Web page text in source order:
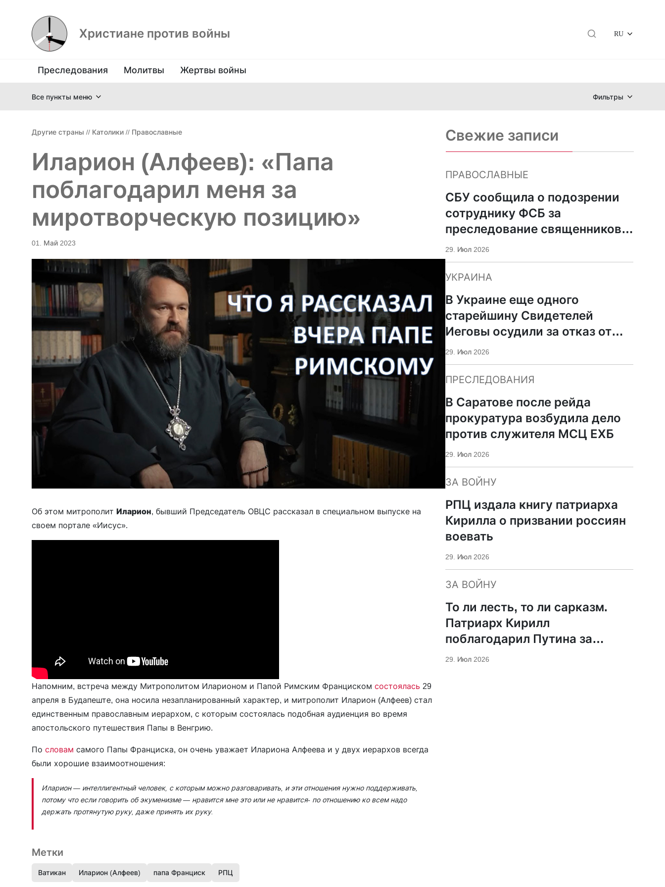
Христиане против войны RU
Преследования Молитвы Жертвы войны
Все пункты меню Фильтры
Другие страны // Католики // Православные
Иларион (Алфеев): «Папа
поблагодарил меня за
миротворческую позицию»
01. Май 2023
Об этом митрополит Иларион, бывший Председатель ОВЦС рассказал в специальном выпуске на
своем портале «Иисус».
Напомним, встреча между Митрополитом Иларионом и Папой Римским Франциском состоялась 29
апреля в Будапеште, она носила незапланированный характер, и митрополит Иларион (Алфеев) стал
единственным православным иерархом, с которым состоялась подобная аудиенция во время
апостольского путешествия Папы в Венгрию.
По словам самого Папы Франциска, он очень уважает Илариона Алфеева и у двух иерархов всегда
были хорошие взаимоотношения:
Иларион — интеллигентный человек, с которым можно разговаривать, и эти отношения нужно поддерживать,
потому что если говорить об экуменизме — нравится мне это или не нравится- по отношению ко всем надо
держать протянутую руку, даже принять их руку.
Метки
Ватикан Иларион (Алфеев) папа Франциск РПЦ
Свежие записи
ПРАВОСЛАВНЫЕ
СБУ сообщила о подозрении
сотруднику ФСБ за
преследование священников
ПЦУ
29. Июл 2026
УКРАИНА
В Украине еще одного
старейшину Свидетелей
Иеговы осудили за отказ от
мобилизации
29. Июл 2026
ПРЕСЛЕДОВАНИЯ
В Саратове после рейда
прокуратура возбудила дело
против служителя МСЦ ЕХБ
29. Июл 2026
ЗА ВОЙНУ
РПЦ издала книгу патриарха
Кирилла о призвании россиян
воевать
29. Июл 2026
ЗА ВОЙНУ
То ли лесть, то ли сарказм.
Патриарх Кирилл
поблагодарил Путина за
защиту суверенитета и
29. Июл 2026